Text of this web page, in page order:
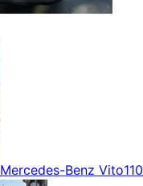
Mercedes-Benz Vito110